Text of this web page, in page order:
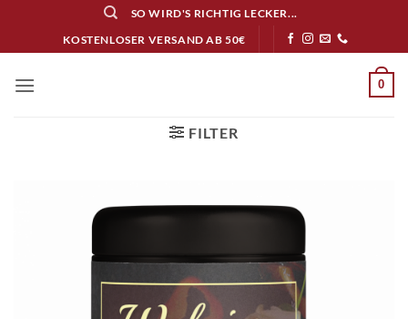
springen
SO WIRD'S RICHTIG LECKER...
KOSTENLOSER VERSAND AB 50€
0
FILTER